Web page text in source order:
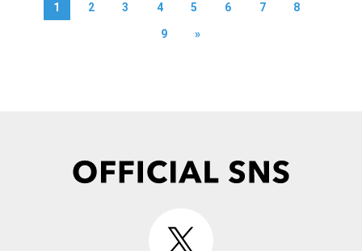
1 2 3 4 5 6 7 8
9 »